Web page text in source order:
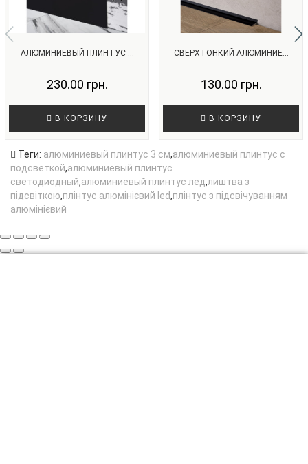
АЛЮМИНИЕВЫЙ ПЛИНТУС ...
230.00 грн.
В КОРЗИНУ
СВЕРХТОНКИЙ АЛЮМИНИЕ...
130.00 грн.
В КОРЗИНУ
Теги: алюминиевый плинтус 3 см,алюминиевый плинтус с
подсветкой,алюминиевый плинтус
светодиодный,алюминиевый плинтус лед,лиштва з
підсвіткою,плінтус алюмінієвий led,плінтус з підсвічуванням
алюмінієвий